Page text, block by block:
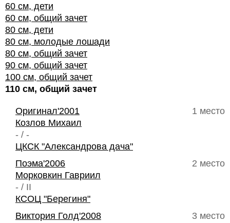
60 см, дети
60 см, общий зачет
80 см, дети
80 см, молодые лошади
80 см, общий зачет
90 см, общий зачет
100 см, общий зачет
110 см, общий зачет
1 место
Оригинал'2001
Козлов Михаил
- / -
ЦКСК "Александрова дача"
2 место
Поэма'2006
Морковкин Гавриил
- / II
КСОЦ "Берегиня"
3 место
Виктория Голд'2008